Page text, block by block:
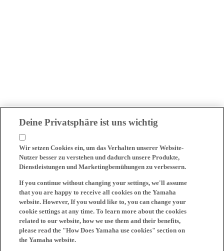
Deine Privatsphäre ist uns wichtig
Wir setzen Cookies ein, um das Verhalten unserer Website-
Nutzer besser zu verstehen und dadurch unsere Produkte,
Dienstleistungen und Marketingbemühungen zu verbessern.
If you continue without changing your settings, we'll assume
that you are happy to receive all cookies on the Yamaha
website. However, If you would like to, you can change your
cookie settings at any time. To learn more about the cookies
related to our website, how we use them and their benefits,
please read the "How Does Yamaha use cookies" section on
the Yamaha website.